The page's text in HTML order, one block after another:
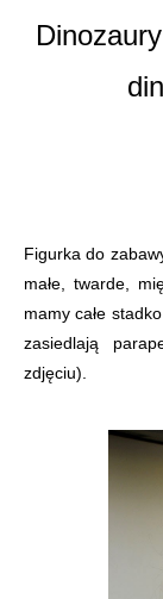
Figurka do
małe, twarde,
mamy całe
zasiedlają
zdjęciu).